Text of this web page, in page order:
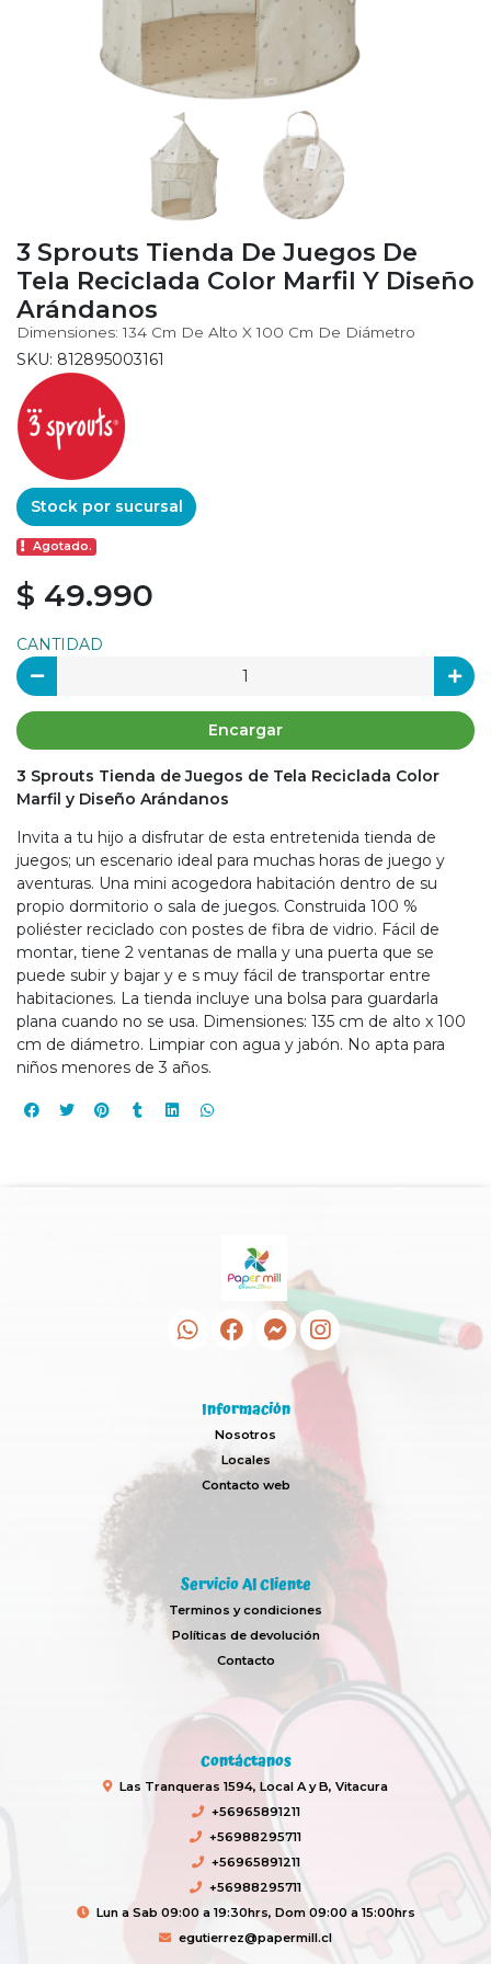
3 Sprouts Tienda De Juegos De
Tela Reciclada Color Marfil Y Diseño
Arándanos
Dimensiones: 134 Cm De Alto X 100 Cm De Diámetro
SKU: 812895003161
Stock por sucursal
Agotado.
$ 49.990
CANTIDAD
Encargar
3 Sprouts Tienda de Juegos de Tela Reciclada Color
Marfil y Diseño Arándanos
Invita a tu hijo a disfrutar de esta entretenida tienda de
juegos; un escenario ideal para muchas horas de juego y
aventuras. Una mini acogedora habitación dentro de su
propio dormitorio o sala de juegos. Construida 100 %
poliéster reciclado con postes de fibra de vidrio. Fácil de
montar, tiene 2 ventanas de malla y una puerta que se
puede subir y bajar y e s muy fácil de transportar entre
habitaciones. La tienda incluye una bolsa para guardarla
plana cuando no se usa. Dimensiones: 135 cm de alto x 100
cm de diámetro. Limpiar con agua y jabón. No apta para
niños menores de 3 años.
Información
Nosotros
Locales
Contacto web
Servicio Al Cliente
Terminos y condiciones
Políticas de devolución
Contacto
Contáctanos
Las Tranqueras 1594, Local A y B, Vitacura
+56965891211
+56988295711
+56965891211
+56988295711
Lun a Sab 09:00 a 19:30hrs, Dom 09:00 a 15:00hrs
egutierrez@papermill.cl